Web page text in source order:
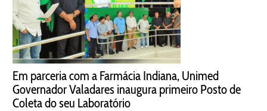
Em parceria com a Farmácia Indiana, Unimed
Governador Valadares inaugura primeiro Posto de
Coleta do seu Laboratório